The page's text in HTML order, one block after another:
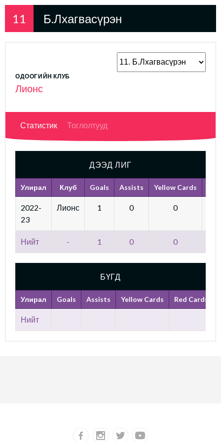
11 Б.Лхагвасүрэн
ОДООГИЙН КЛУБ
Лионс
Статистик Тоглолтууд
ДЭЭД ЛИГ
Улирал Клуб Goals Assists Yellow Cards
2022-
23
Лионс 1 0 0
Нийт - 1 0 0
БҮГД
Улирал Goals Assists Yellow Cards Red Cards
Нийт